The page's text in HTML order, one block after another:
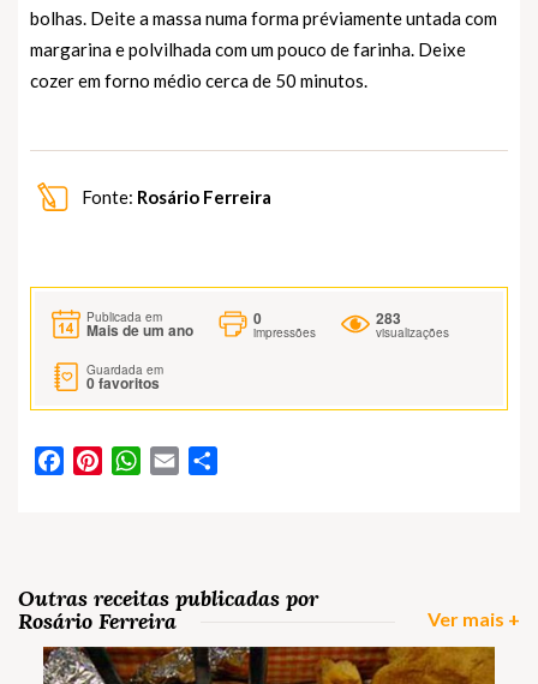
bolhas. Deite a massa numa forma préviamente untada com
margarina e polvilhada com um pouco de farinha. Deixe
cozer em forno médio cerca de 50 minutos.
Fonte: Rosário Ferreira
Publicada em
Mais de um ano
0
impressões
283
visualizações
Guardada em
0favoritos
FacebookPinterestWhatsApp
Email
Outras receitas publicadas por
Rosário Ferreira
Ver mais +